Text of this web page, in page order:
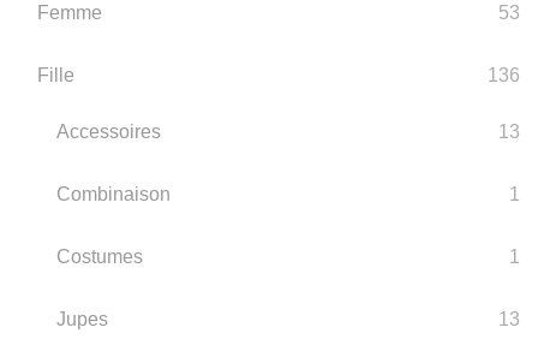
Femme 53
Fille 136
Accessoires 13
Combinaison 1
Costumes 1
Jupes 13